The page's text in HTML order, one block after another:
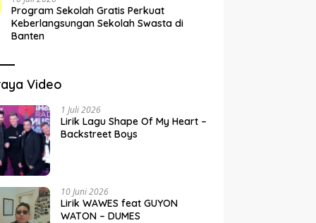
Program Sekolah Gratis Perkuat
Keberlangsungan Sekolah Swasta di
Banten
Video
1 Juli 2026
Lirik Lagu Shape Of My Heart –
Backstreet Boys
10 Juni 2026
Lirik WAWES feat GUYON
WATON – DUMES